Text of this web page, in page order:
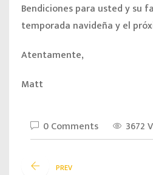
Bendiciones para usted y su
temporada navideña y el
Atentamente,
Matt
0 Comments 3672
PREV